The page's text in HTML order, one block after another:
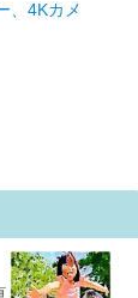
、4Kカメ